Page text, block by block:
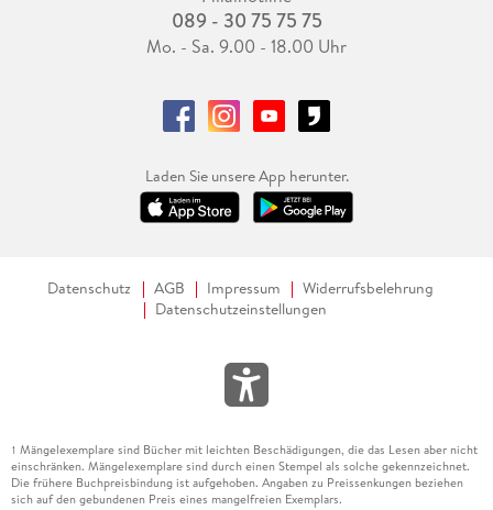
089 - 30 75 75 75
Mo. - Sa. 9.00 - 18.00 Uhr
Laden Sie unsere App herunter.
Datenschutz AGB Impressum
Widerrufsbelehrung
Datenschutzeinstellungen
1 Mängelexemplare sind Bücher mit leichten Beschädigungen, die das Lesen aber nicht
einschränken. Mängelexemplare sind durch einen Stempel als solche gekennzeichnet.
Die frühere Buchpreisbindung ist aufgehoben. Angaben zu Preissenkungen beziehen
sich auf den gebundenen Preis eines mangelfreien Exemplars.